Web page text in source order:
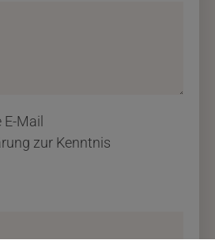
Mail
zur Kenntnis